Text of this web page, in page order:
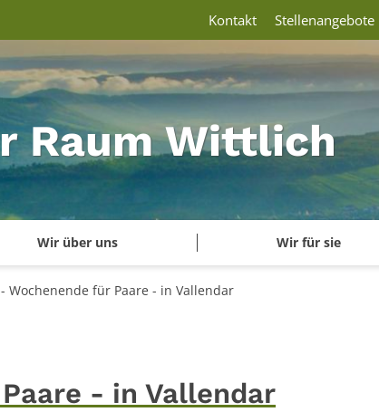
Raum Wittlich
Wir über uns Wir für sie
Kontakt Stellenangebote
Wochenende für Paare - in Vallendar
- in Vallendar